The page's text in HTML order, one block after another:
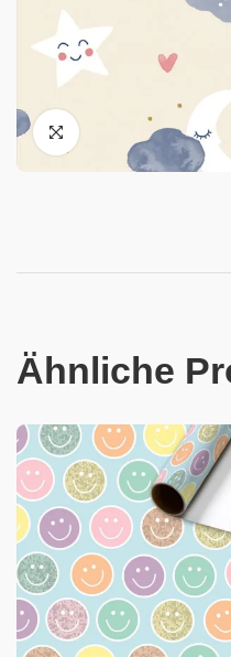
Ähnliche